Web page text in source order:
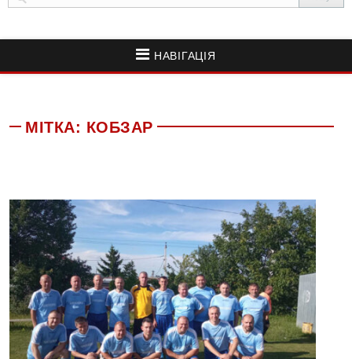
НАВІГАЦІЯ
МІТКА: КОБЗАР